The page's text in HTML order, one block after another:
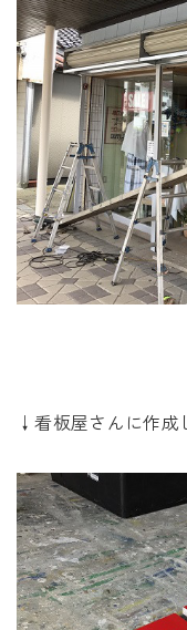
↓看板屋さんに作成